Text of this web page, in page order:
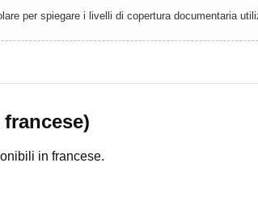
per spiegare i livelli di copertura documentaria
in francese.